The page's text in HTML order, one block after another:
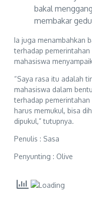
bakal
membakar
Ia juga menambahkan
terhadap
mahasiswa
“Saya rasa itu adalah
mahasiswa dalam
terhadap
harus memukul, bisa
dipukul,” tutupnya.
Penulis : Sasa
Penyunting : Olive